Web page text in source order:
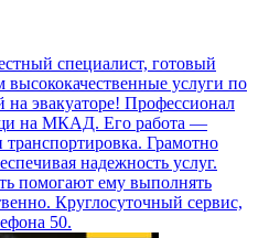
специалист, готовый
высококачественные услуги по
на эвакуаторе! Профессионал
на МКАД. Его работа —
транспортировка. Грамотно
надежность услуг.
помогают ему выполнять
Круглосуточный сервис,
50.